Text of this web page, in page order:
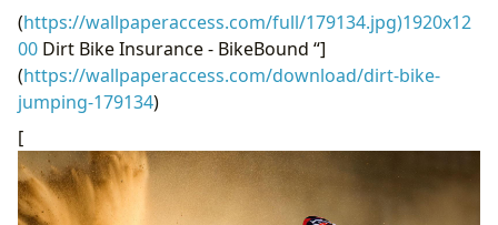
(https://wallpaperaccess.com/full/179134.jpg)1920x12
00 Dirt Bike Insurance - BikeBound “]
(https://wallpaperaccess.com/download/dirt-bike-
jumping-179134)
[